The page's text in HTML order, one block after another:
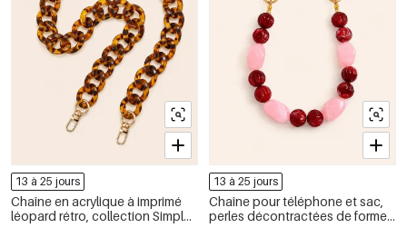
13 à 25 jours
Chaîne en acrylique à imprimé
léopard rétro, collection Simple
13 à 25 jours
Chaîne pour téléphone et sac,
perles décontractées de forme